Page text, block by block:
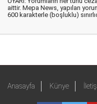
aittir. Mepa News, yapılan
600 karakterle (boşluklu)
Anasayfa Künye